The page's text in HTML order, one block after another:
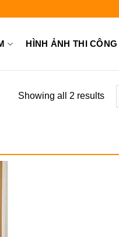
- 0931.725.999
HÌNH ẢNH THI CÔNG
Showing all 2 results